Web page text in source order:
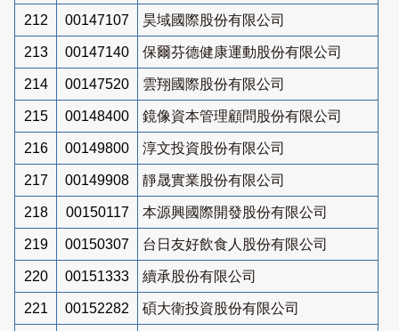
212 00147107 昊域國際股份有限公司
213 00147140 保爾芬德健康運動股份有限公司
214 00147520 雲翔國際股份有限公司
215 00148400 鏡像資本管理顧問股份有限公司
216 00149800 淳文投資股份有限公司
217 00149908 靜晟實業股份有限公司
218 00150117 本源興國際開發股份有限公司
219 00150307 台日友好飲食人股份有限公司
220 00151333 續承股份有限公司
221 00152282 碩大衛投資股份有限公司